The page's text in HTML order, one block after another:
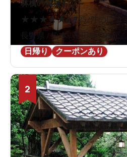
林檎の湯屋おぶ～
★ ★ ★★★4.7252件の口コミ
長野県 / 松本 / 平田駅1.9km
日帰り
クーポンあり
2